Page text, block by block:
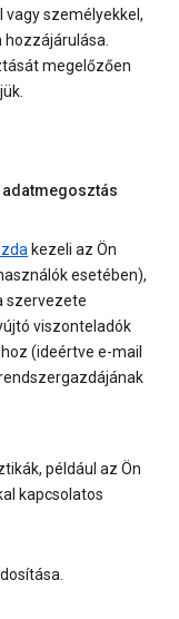
vagy személyekkel,
hozzájárulása.
megelőzően
kezeli az Ön
esetében),
szervezete
viszonteladók
(ideértve e-mail
például az Ön
kapcsolatos